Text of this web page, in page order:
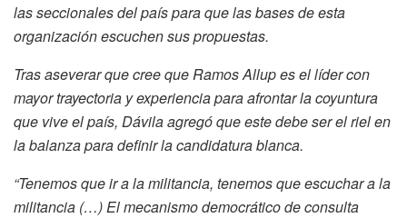
las seccionales del país para que las bases de esta
organización escuchen sus propuestas.
Tras aseverar que cree que Ramos Allup es el líder con
mayor trayectoria y experiencia para afrontar la coyuntura
que vive el país, Dávila agregó que este debe ser el riel en
la balanza para definir la candidatura blanca.
“Tenemos que ir a la militancia, tenemos que escuchar a la
militancia (…) El mecanismo democrático de consulta